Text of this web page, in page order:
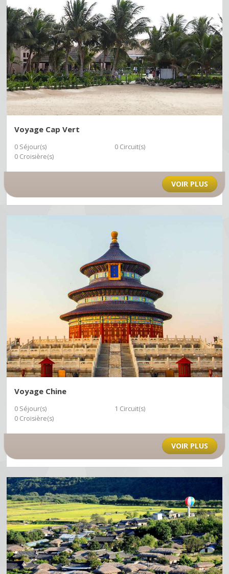
Voyage Cap Vert
0 Séjour(s)
0 Circuit(s)
0 Croisière(s)
VOIR PLUS
Voyage Chine
0 Séjour(s)
1 Circuit(s)
0 Croisière(s)
VOIR PLUS